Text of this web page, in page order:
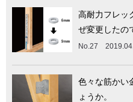
高耐力フレッ
ぜ変更したの
No.27
色々な筋かい
ょうか。